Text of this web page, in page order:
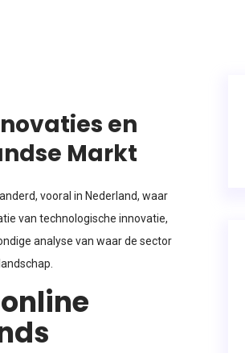
en
Markt
vooral in Nederland, waar
van technologische innovatie,
analyse van waar de sector